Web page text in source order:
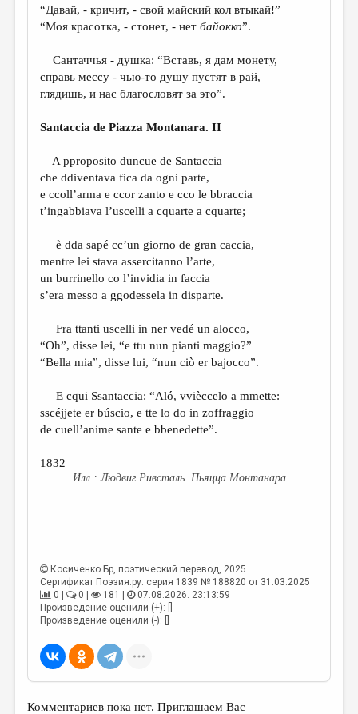
“Давай, - кричит, - свой майский кол втыкай!”
“Моя красотка, - стонет, - нетбайокко”.
Сантаччья - душка: “Вставь, я дам монету,
справь мессу - чью-то душу пустят в рай,
глядишь, и нас благословят за это”.
Santaccia de Piazza Montanara. II
A pproposito duncue de Santaccia
che ddiventava fica da ogni parte,
e ccoll’arma e ccor zanto e cco le bbraccia
t’ingabbiava l’uscelli a cquarte a cquarte;
è dda sapé cc’un giorno de gran caccia,
mentre lei stava assercitanno l’arte,
un burrinello co l’invidia in faccia
s’era messo a ggodessela in disparte.
Fra ttanti uscelli in ner vedé un alocco,
“Oh”, disse lei, “e ttu nun pianti maggio?”
“Bella mia”, disse lui, “nun ciò er bajocco”.
E cqui Ssantaccia: “Aló, vvièccelo a mmette:
sscéjjete er búscio, e tte lo do in zoffraggio
de cuell’anime sante e bbenedette”.
1832
Людвиг Ривсталь. Пьяцца Монтанара
Косиченко Бр , поэтический перевод, 2025
Сертификат Поэзия.ру: серия 1839 № 188820 от 31.03.2025
0 |
0 | 181 |
07.08.2026. 23:13:59
Произведение оценили (+): []
Произведение оценили (-): []
Комментариев пока нет. Приглашаем Вас